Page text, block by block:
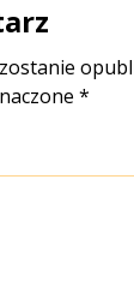
*